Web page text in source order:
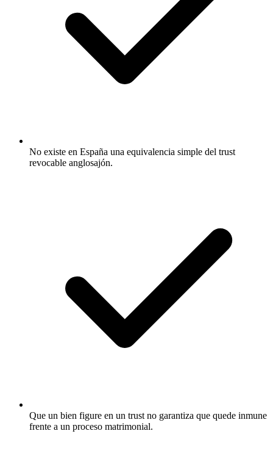
No existe en España una equivalencia simple del trust
revocable anglosajón.
Que un bien figure en un trust no garantiza que quede inmune
frente a un proceso matrimonial.